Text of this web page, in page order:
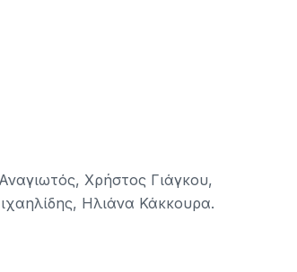
Χρήστος Γιάγκου,
Ηλιάνα Κάκκουρα.